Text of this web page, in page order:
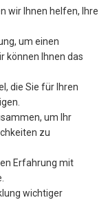
wir Ihnen helfen, Ihre
um einen
können Ihnen das
die Sie für Ihren
um Ihr
zu
Erfahrung mit
wichtiger